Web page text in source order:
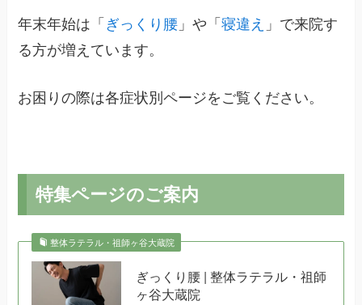
年末年始は「ぎっくり腰 」や「寝違え 」で来院す
る方が増えています。
お困りの際は各症状別ページをご覧ください。
特集ページのご案内
整体ラテラル・祖師ヶ谷大蔵院
ぎっくり腰 | 整体ラテラル・祖師
ヶ谷大蔵院